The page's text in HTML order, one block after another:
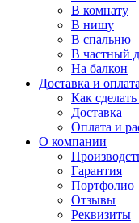
В комнату
В нишу
В спальню
В частный
На балкон
Доставка и оплата
Как сделать
Доставка
Оплата и
О компании
Гарантия
Портфолио
Отзывы
Реквизиты